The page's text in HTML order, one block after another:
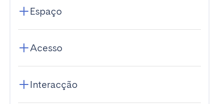
Espaço
Acesso
Interacção